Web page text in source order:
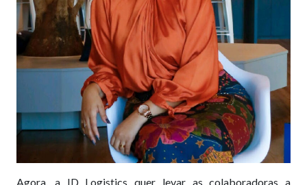
Agora, a ID Logistics quer levar as colaboradoras a